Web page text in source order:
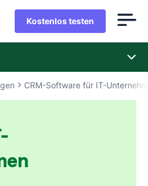
Kostenlos testen
CRM-Software für IT-